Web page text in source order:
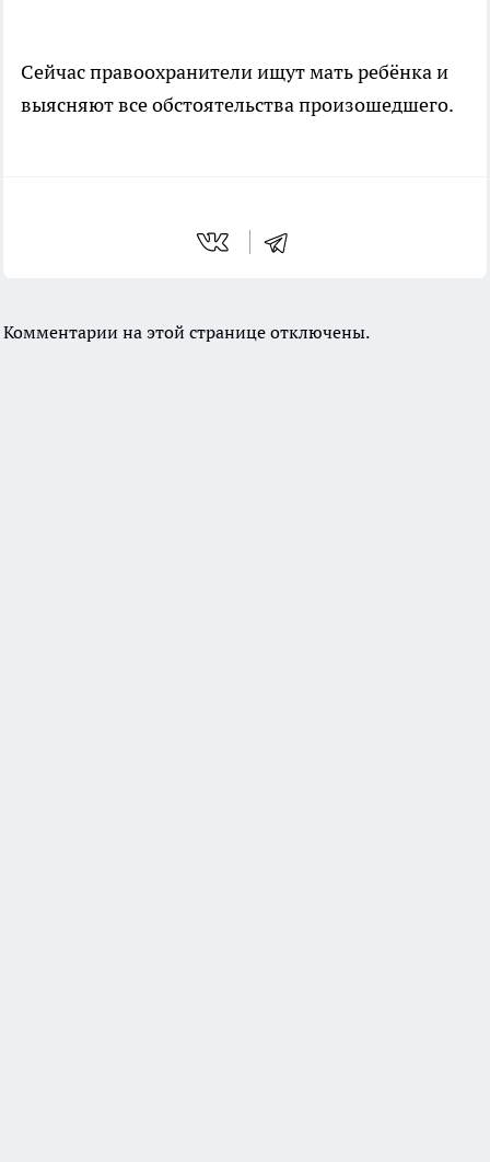
Сейчас правоохранители ищут мать ребёнка и
выясняют все обстоятельства произошедшего.
Комментарии на этой странице отключены.